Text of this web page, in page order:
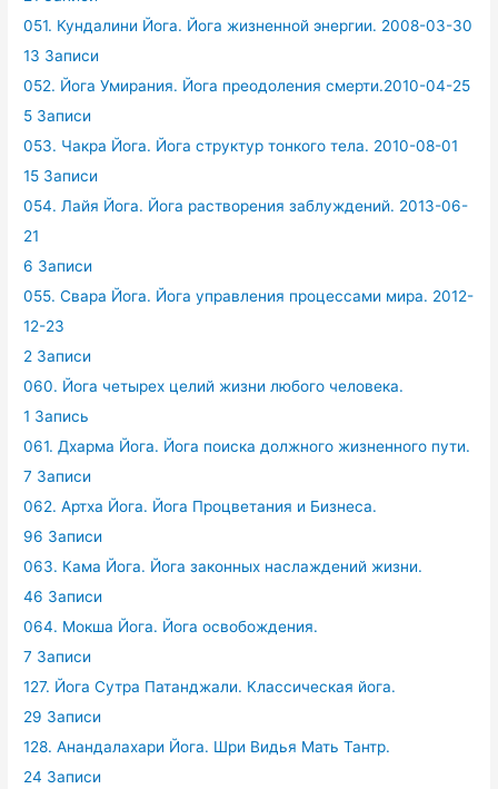
051. Кундалини Йога. Йога жизненной энергии. 2008-03-30
13 Записи
052. Йога Умирания. Йога преодоления смерти.2010-04-25
5 Записи
053. Чакра Йога. Йога структур тонкого тела. 2010-08-01
15 Записи
054. Лайя Йога. Йога растворения заблуждений. 2013-06-
21
6 Записи
055. Свара Йога. Йога управления процессами мира. 2012-
12-23
2 Записи
060. Йога четырех целий жизни любого человека.
1 Запись
061. Дхарма Йога. Йога поиска должного жизненного пути.
7 Записи
062. Артха Йога. Йога Процветания и Бизнеса.
96 Записи
063. Кама Йога. Йога законных наслаждений жизни.
46 Записи
064. Мокша Йога. Йога освобождения.
7 Записи
127. Йога Сутра Патанджали. Классическая йога.
29 Записи
128. Анандалахари Йога. Шри Видья Мать Тантр.
24 Записи